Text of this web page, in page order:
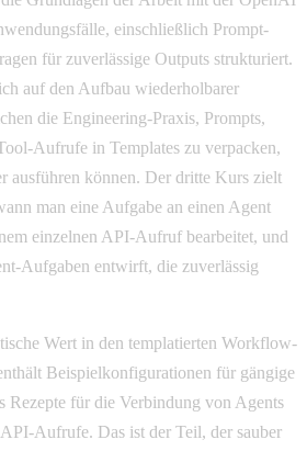
einschließlich Prompt-
für zuverlässige Outputs strukturiert.
auf den Aufbau wiederholbarer
die Engineering-Praxis, Prompts,
Aufrufe in Templates zu verpacken,
ausführen können. Der dritte Kurs zielt
man eine Aufgabe an einen Agent
einzelnen API-Aufruf bearbeitet, und
Aufgaben entwirft, die zuverlässig
Wert in den templatierten Workflow-
Beispielkonfigurationen für gängige
Rezepte für die Verbindung von Agents
Aufrufe. Das ist der Teil, der sauber